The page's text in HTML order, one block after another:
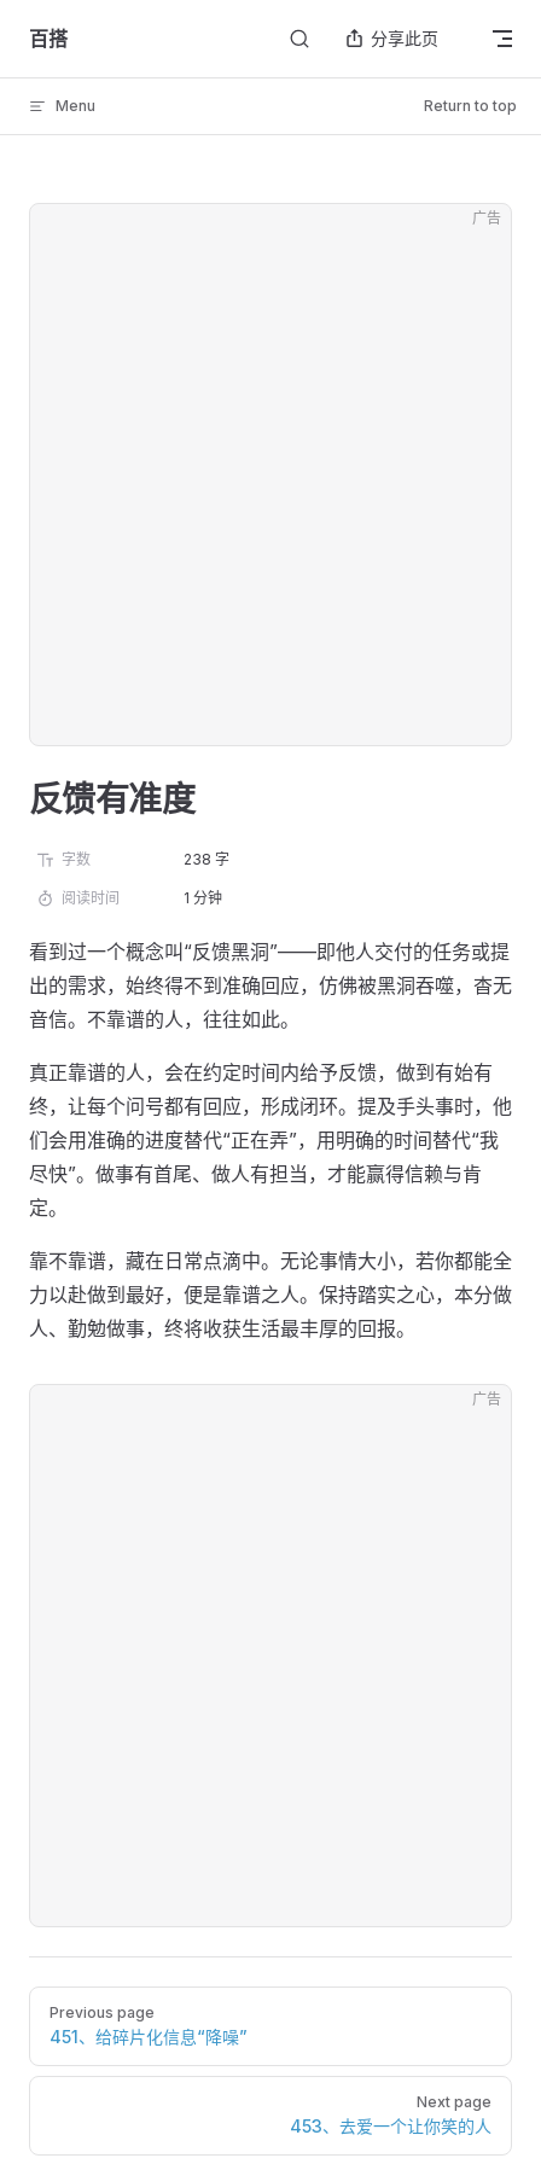
Skip to content
百搭 分享此页
Menu Return to top
广告
反馈有准度
字数 238 字
阅读时间 1 分钟
看到过一个概念叫“反馈黑洞”——即他人交付的任务或提
出的需求，始终得不到准确回应，仿佛被黑洞吞噬，杳无
音信。不靠谱的人，往往如此。
真正靠谱的人，会在约定时间内给予反馈，做到有始有
终，让每个问号都有回应，形成闭环。提及手头事时，他
们会用准确的进度替代“正在弄”，用明确的时间替代“我
尽快”。做事有首尾、做人有担当，才能赢得信赖与肯
定。
靠不靠谱，藏在日常点滴中。无论事情大小，若你都能全
力以赴做到最好，便是靠谱之人。保持踏实之心，本分做
人、勤勉做事，终将收获生活最丰厚的回报。
广告
Pager
Previous page
451、给碎片化信息“降噪”
Next page
453、去爱一个让你笑的人